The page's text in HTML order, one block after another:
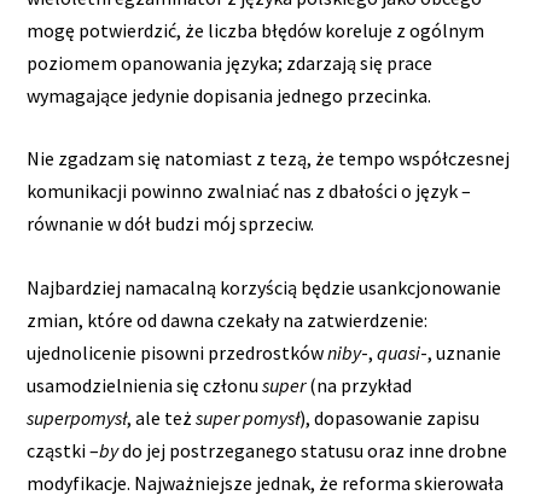
mogę potwierdzić, że liczba błędów koreluje z ogólnym
poziomem opanowania języka; zdarzają się prace
wymagające jedynie dopisania jednego przecinka.
Nie zgadzam się natomiast z tezą, że tempo współczesnej
komunikacji powinno zwalniać nas z dbałości o język –
równanie w dół budzi mój sprzeciw.
Najbardziej namacalną korzyścią będzie usankcjonowanie
zmian, które od dawna czekały na zatwierdzenie:
ujednolicenie pisowni przedrostkówniby-,quasi-, uznanie
usamodzielnienia się członusuper(na przykład
superpomysł, ale teżsuper pomysł), dopasowanie zapisu
cząstki –bydo jej postrzeganego statusu oraz inne drobne
modyfikacje. Najważniejsze jednak, że reforma skierowała